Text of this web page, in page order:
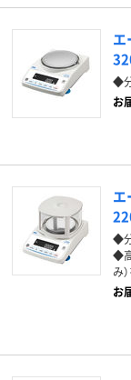
エ
◆
お
エ
◆
◆
み
お